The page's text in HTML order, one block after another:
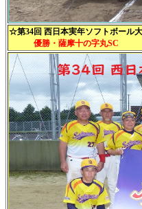
☆第34回 西日本実年ソフトボー
優勝・薩摩十の字丸SC